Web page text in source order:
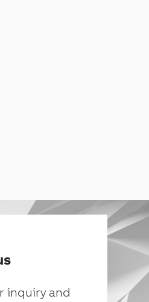
inquiry and